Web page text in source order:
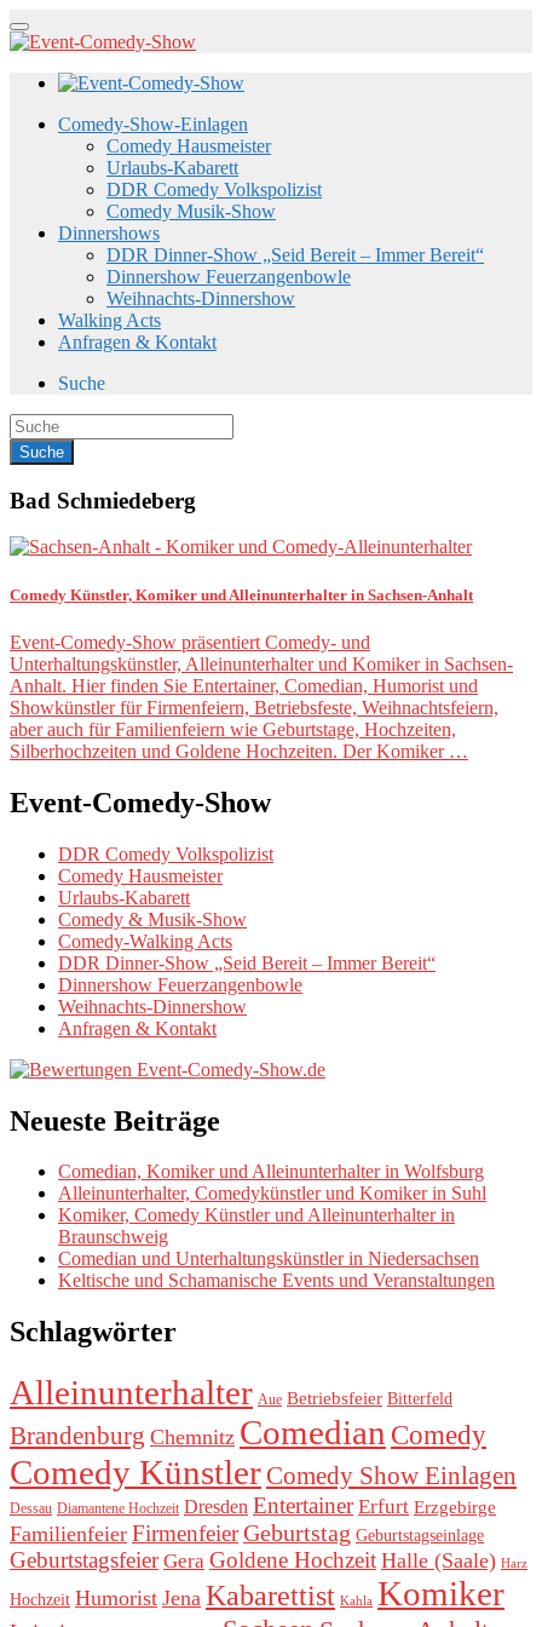
Comedy-Show-Einlagen
Comedy Hausmeister
Urlaubs-Kabarett
DDR Comedy Volkspolizist
Comedy Musik-Show
Dinnershows
DDR Dinner-Show „Seid Bereit – Immer Bereit“
Dinnershow Feuerzangenbowle
Weihnachts-Dinnershow
Walking Acts
Anfragen & Kontakt
Suche
Bad Schmiedeberg
Comedy Künstler, Komiker und Alleinunterhalter in Sachsen-Anhalt
Event-Comedy-Show präsentiert Comedy- und
Unterhaltungskünstler, Alleinunterhalter und Komiker in Sachsen-
Anhalt. Hier finden Sie Entertainer, Comedian, Humorist und
Showkünstler für Firmenfeiern, Betriebsfeste, Weihnachtsfeiern,
aber auch für Familienfeiern wie Geburtstage, Hochzeiten,
Silberhochzeiten und Goldene Hochzeiten. Der Komiker …
Event-Comedy-Show
DDR Comedy Volkspolizist
Comedy Hausmeister
Urlaubs-Kabarett
Comedy & Musik-Show
Comedy-Walking Acts
DDR Dinner-Show „Seid Bereit – Immer Bereit“
Dinnershow Feuerzangenbowle
Weihnachts-Dinnershow
Anfragen & Kontakt
Neueste Beiträge
Comedian, Komiker und Alleinunterhalter in Wolfsburg
Alleinunterhalter, Comedykünstler und Komiker in Suhl
Komiker, Comedy Künstler und Alleinunterhalter in
Braunschweig
Comedian und Unterhaltungskünstler in Niedersachsen
Keltische und Schamanische Events und Veranstaltungen
Schlagwörter
Alleinunterhalter Aue Betriebsfeier Bitterfeld
Brandenburg Chemnitz Comedian Comedy
Comedy Künstler Comedy Show Einlagen
Dessau Diamantene Hochzeit Dresden Entertainer Erfurt Erzgebirge
Familienfeier FirmenfeierGeburtstag Geburtstagseinlage
Geburtstagsfeier Gera Goldene Hochzeit Halle (Saale) Harz
Hochzeit Humorist Jena Kabarettist Kahla Komiker